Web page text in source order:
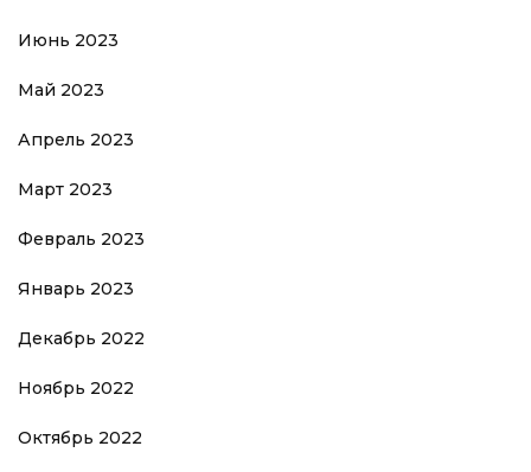
Июнь 2023
Май 2023
Апрель 2023
Март 2023
Февраль 2023
Январь 2023
Декабрь 2022
Ноябрь 2022
Октябрь 2022